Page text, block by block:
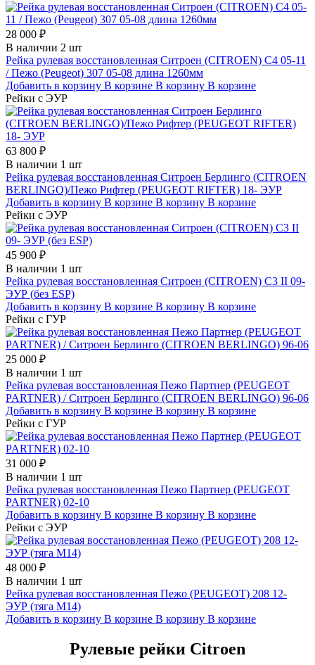
28 000 ₽
В наличии 2 шт
Рейка рулевая восстановленная Ситроен (CITROEN) C4 05-11
/ Пежо (Peugeot) 307 05-08 длина 1260мм
Добавить в корзину В корзине В корзину В корзине
Рейки с ЭУР
63 800 ₽
В наличии 1 шт
Рейка рулевая восстановленная Ситроен Берлинго (CITROEN
BERLINGO)/Пежо Рифтер (PEUGEOT RIFTER) 18- ЭУР
Добавить в корзину В корзине В корзину В корзине
Рейки с ЭУР
45 900 ₽
В наличии 1 шт
Рейка рулевая восстановленная Ситроен (CITROEN) C3 II 09-
ЭУР (без ESP)
Добавить в корзину В корзине В корзину В корзине
Рейки с ГУР
25 000 ₽
В наличии 1 шт
Рейка рулевая восстановленная Пежо Партнер (PEUGEOT
PARTNER) / Ситроен Берлинго (CITROEN BERLINGO) 96-06
Добавить в корзину В корзине В корзину В корзине
Рейки с ГУР
31 000 ₽
В наличии 1 шт
Рейка рулевая восстановленная Пежо Партнер (PEUGEOT
PARTNER) 02-10
Добавить в корзину В корзине В корзину В корзине
Рейки с ЭУР
48 000 ₽
В наличии 1 шт
Рейка рулевая восстановленная Пежо (PEUGEOT) 208 12-
ЭУР (тяга M14)
Добавить в корзину В корзине В корзину В корзине
Рулевые рейки Citroen